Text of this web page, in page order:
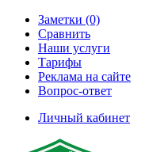
Заметки (0)
Сравнить
Наши услуги
Тарифы
Реклама на сайте
Вопрос-ответ
Личный кабинет